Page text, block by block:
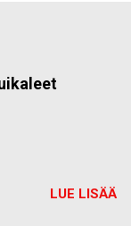
LUE LISÄÄ